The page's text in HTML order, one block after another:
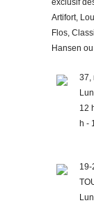
exclusif
Artifort,
Flos,
Hansen
37,
12
h -
19-